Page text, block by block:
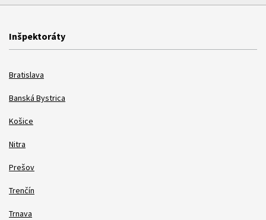
Inšpektoráty
Bratislava
Banská Bystrica
Košice
Nitra
Prešov
Trenčín
Trnava